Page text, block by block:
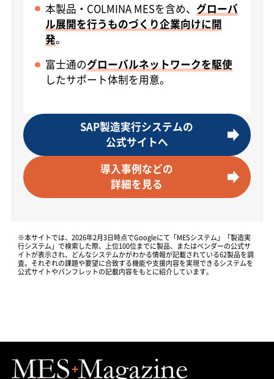
本製品・COLMINA MESを含め、グローバ
ル展開を行うものづくり企業向けに開
発。
富士通のグローバルネットワークを駆使
したサポート体制を用意。
SAP製造実行システムの
公式サイトへ
導入事例などの
詳細を見る
※本サイトでは、2026年2月3日時点でGoogleにて「MESシステム」「製造実
行システム」で検索した際、上位100位までに製品、またはベンダーの公式サ
イトが表示され、どんなシステムかがわかる情報が記載されている62製品を調
査。それぞれの課題や要望に合致する機能や支援内容を実現できるシステムを
公式サイトやパンフレットの記載内容をもとに紹介しています。